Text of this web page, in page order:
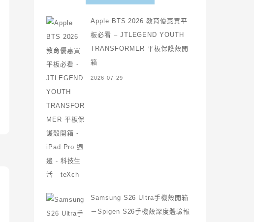
Apple BTS 2026 教育優惠買平
板必看 – JTLEGEND YOUTH
TRANSFORMER 平板保護殼開
箱
2026-07-29
Samsung S26 Ultra手機殼開箱
－Spigen S26手機殼深度體驗報